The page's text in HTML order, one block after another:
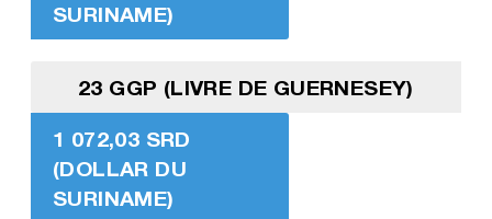
SURINAME)
23 GGP (LIVRE DE GUERNESEY)
1 072,03 SRD
(DOLLAR DU
SURINAME)